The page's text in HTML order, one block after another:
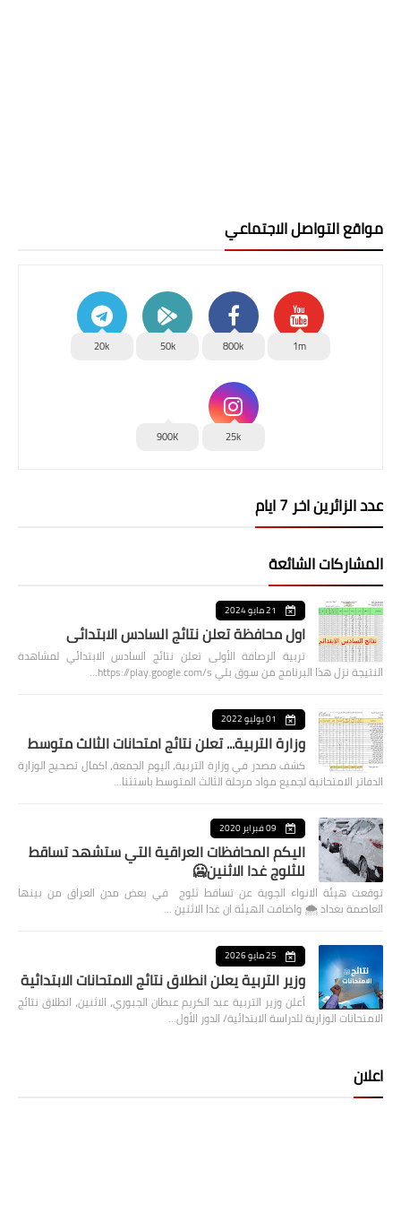
مواقع التواصل الاجتماعي
1m
800k
50k
20k
25k
900K
عدد الزائرين اخر 7 ايام
المشاركات الشائعة
21 مايو 2024
اول محافظة تعلن نتائج السادس الابتدائي
تربية الرصافة الأولى تعلن نتائج السادس الابتدائي لمشاهدة
النتيجة نزل هذا البرنامج من سوق بلي https://play.google.com/s…
01 يوليو 2022
وزارة التربية... تعلن نتائج امتحانات الثالث متوسط
كشف مصدر في وزارة التربية، اليوم الجمعة، اكمال تصحيح الوزارة
الدفاتر الامتحانية لجميع مواد مرحلة الثالث المتوسط باستثنا…
09 فبراير 2020
اليكم المحافظات العراقية التي ستشهد تساقط
للثلوج غدا الاثنين🥶
توقعت هيئة الانواء الجوية عن تساقط ثلوج في بعض مدن العراق من بينها
العاصمة بغداد ⁦🌨️⁩ واضافت الهيئة ان غدا الاثنين …
25 مايو 2026
وزير التربية يعلن انطلاق نتائج الامتحانات الابتدائية
أعلن وزير التربية عبد الكريم عبطان الجبوري، الاثنين، انطلاق نتائج
الامتحانات الوزارية للدراسة الابتدائية/ الدور الأول…
اعلان